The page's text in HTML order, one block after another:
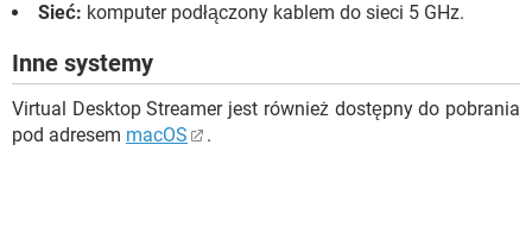
Sieć: komputer podłączony kablem do sieci 5 GHz.
Inne systemy
Virtual Desktop Streamer jest również dostępny do pobrania
pod adresem macOS .